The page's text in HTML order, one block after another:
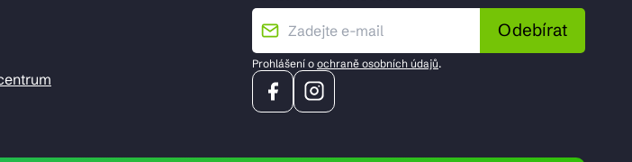
Odebírat
Prohlášení o ochraně osobních údajů.